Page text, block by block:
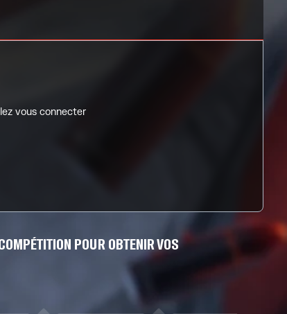
vous connecter
POUR OBTENIR VOS